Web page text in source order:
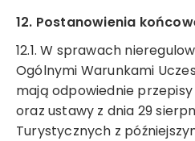
12. Postanowienia
12.1. W sprawach
Ogólnymi Warunkami
mają odpowiednie
oraz ustawy z dnia 29
Turystycznych z